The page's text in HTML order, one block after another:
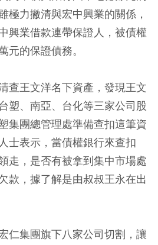
極力撇清與宏中興業的關係，
興業借款連帶保證人，被債權
元的保證債務。
查王文洋名下資產，發現王文
塑、南亞、台化等三家公司股
集團總管理處準備查扣這筆資
士表示，當債權銀行來查扣
走，是否有被拿到集中市場處
款，據了解是由叔叔王永在出
仁集團旗下八家公司切割，讓